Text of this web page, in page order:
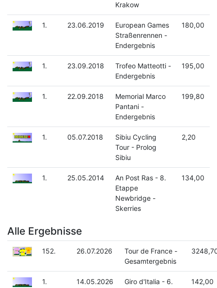
Krakow
1. 23.06.2019
European Games
Straßenrennen -
Endergebnis
180,00
1. 23.09.2018
Trofeo Matteotti -
Endergebnis
195,00
1. 22.09.2018
Memorial Marco
Pantani -
Endergebnis
199,80
1. 05.07.2018
Sibiu Cycling
Tour - Prolog
Sibiu
2,20
1. 25.05.2014
An Post Ras - 8.
Etappe
Newbridge -
Skerries
134,00
Alle Ergebnisse
152. 26.07.2026
Tour de France -
Gesamtergebnis
1. 14.05.2026
Giro d'Italia - 6.
142,00